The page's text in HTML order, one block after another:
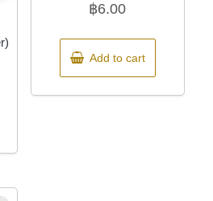
฿6.00
Add to cart